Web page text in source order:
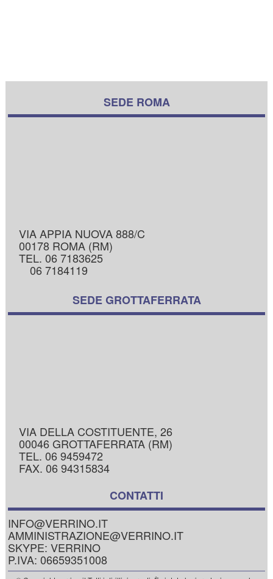
SEDE ROMA
VIA APPIA NUOVA 888/C
00178 ROMA (RM)
TEL. 06 7183625
06 7184119
SEDE GROTTAFERRATA
VIA DELLA COSTITUENTE, 26
00046 GROTTAFERRATA (RM)
TEL. 06 9459472
FAX. 06 94315834
CONTATTI
INFO@VERRINO.IT
AMMINISTRAZIONE@VERRINO.IT
SKYPE: VERRINO
P.IVA: 06659351008